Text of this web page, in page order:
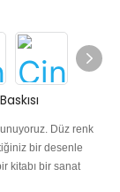
Düz renk
bir desenle
kitabı bir sanat